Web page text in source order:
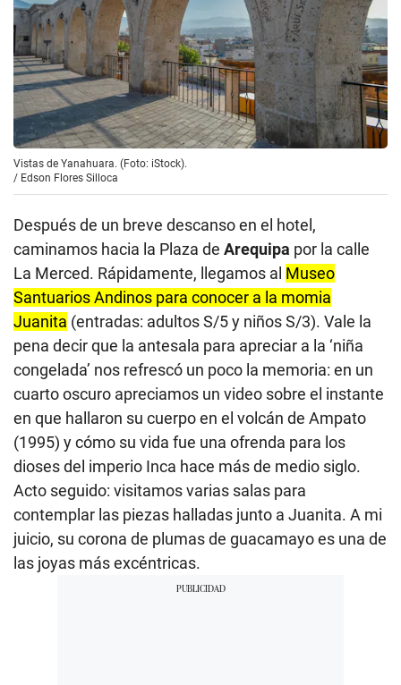
Vistas de Yanahuara. (Foto: iStock).
/ Edson Flores Silloca
Después de un breve descanso en el hotel,
caminamos hacia la Plaza de Arequipa por la calle
La Merced. Rápidamente, llegamos al Museo
Santuarios Andinos para conocer a la momia
Juanita (entradas: adultos S/5 y niños S/3). Vale la
pena decir que la antesala para apreciar a la ‘niña
congelada’ nos refrescó un poco la memoria: en un
cuarto oscuro apreciamos un video sobre el instante
en que hallaron su cuerpo en el volcán de Ampato
(1995) y cómo su vida fue una ofrenda para los
dioses del imperio Inca hace más de medio siglo.
Acto seguido: visitamos varias salas para
contemplar las piezas halladas junto a Juanita. A mi
juicio, su corona de plumas de guacamayo es una de
las joyas más excéntricas.